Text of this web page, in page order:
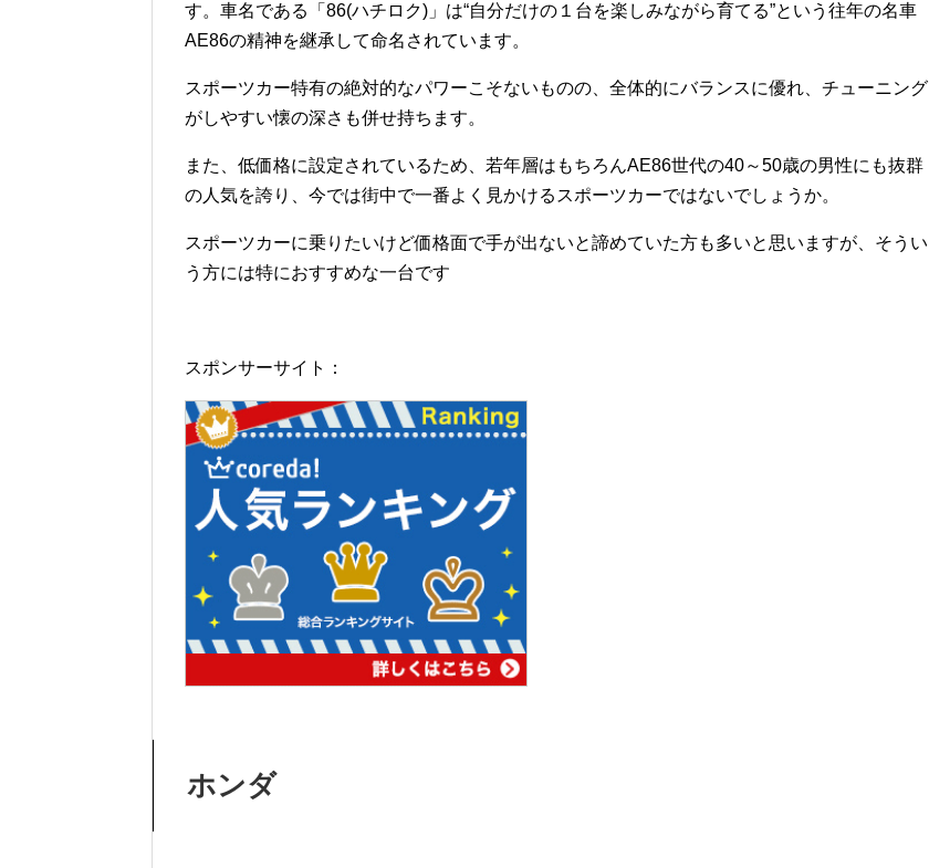
す。車名である「86(ハチロク)」は“自分だけの１台を楽しみながら育てる”という往年の名車
AE86の精神を継承して命名されています。
スポーツカー特有の絶対的なパワーこそないものの、全体的にバランスに優れ、チューニング
がしやすい懐の深さも併せ持ちます。
また、低価格に設定されているため、若年層はもちろんAE86世代の40～50歳の男性にも抜群
の人気を誇り、今では街中で一番よく見かけるスポーツカーではないでしょうか。
スポーツカーに乗りたいけど価格面で手が出ないと諦めていた方も多いと思いますが、そうい
う方には特におすすめな一台です
スポンサーサイト：
ホンダ